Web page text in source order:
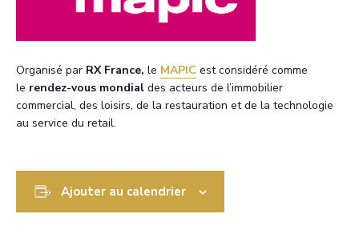
Organisé par RX France, le MAPIC est considéré comme
le rendez-vous mondial des acteurs de l’immobilier
commercial, des loisirs, de la restauration et de la technologie
au service du retail.
Ajouter au calendrier